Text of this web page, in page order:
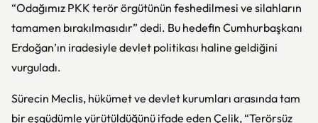
“Odağımız PKK terör örgütünün feshedilmesi ve silahların
tamamen bırakılmasıdır” dedi. Bu hedefin Cumhurbaşkanı
Erdoğan’ın iradesiyle devlet politikası haline geldiğini
vurguladı.
Sürecin Meclis, hükümet ve devlet kurumları arasında tam
bir eşgüdümle yürütüldüğünü ifade eden Çelik, “Terörsüz